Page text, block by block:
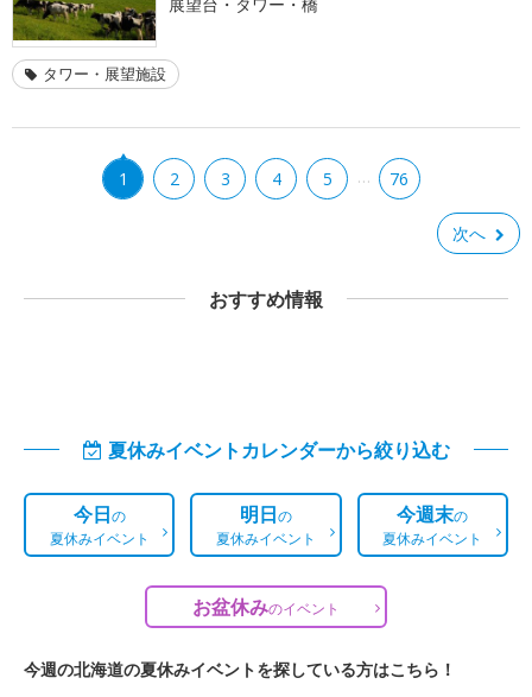
タワー・展望施設
1 2 3 4 5 … 76
次へ
おすすめ情報
夏休みイベントカレンダーから絞り込む
今日の
夏休みイベント
明日の
夏休みイベント
今週末の
夏休みイベント
お盆休みのイベント
今週の北海道の夏休みイベントを探している方はこちら！